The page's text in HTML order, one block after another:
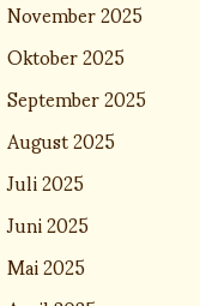
November 2025
Oktober 2025
September 2025
August 2025
Juli 2025
Juni 2025
Mai 2025